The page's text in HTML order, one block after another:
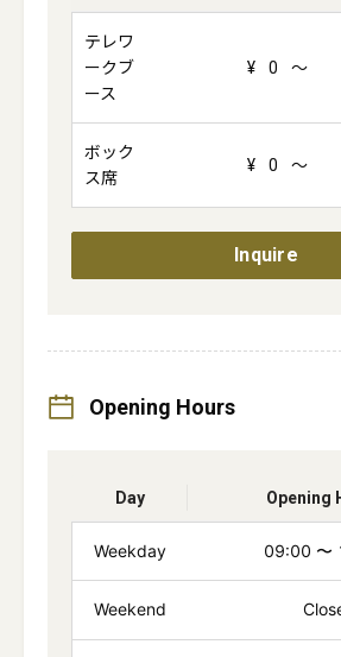
テレワ
ークブ
ース
¥ 0 ～
ボック
ス席
¥ 0 ～
Inquire
Opening Hours
Day Opening
Weekday 09:00 〜
Weekend